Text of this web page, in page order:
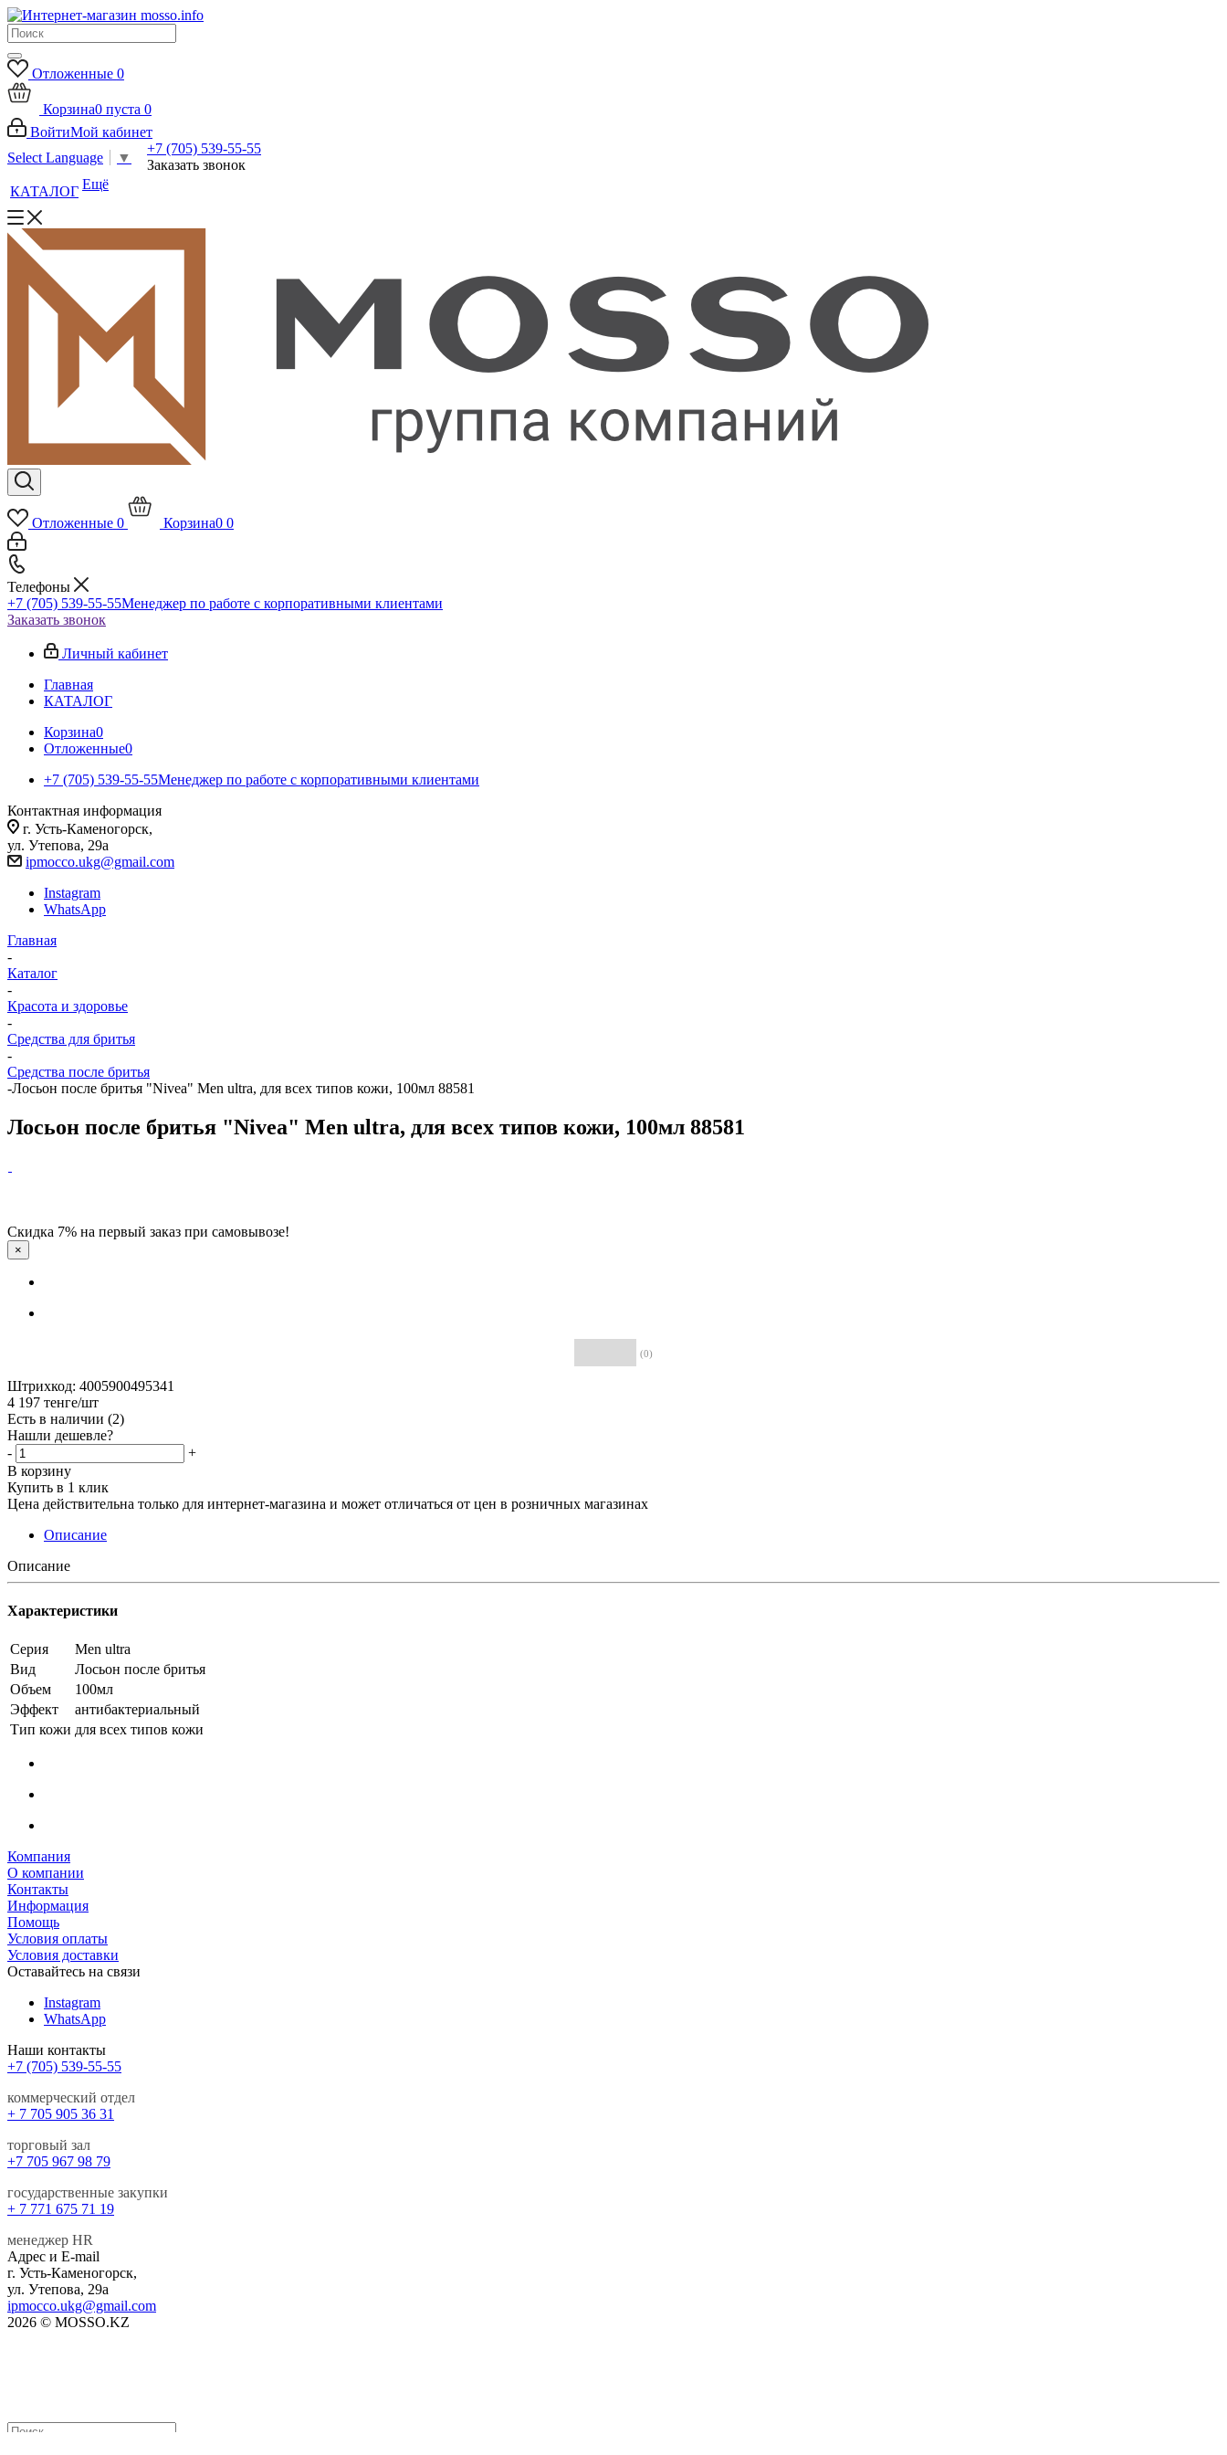
Отложенные 0
Корзина0 пуста 0
ВойтиМой кабинет
Select Language
▼
+7 (705) 539-55-55
Заказать звонок
КАТАЛОГ Ещё
Отложенные 0 Корзина0 0
Телефоны
+7 (705) 539-55-55Менеджер по работе с корпоративными клиентами
Заказать звонок
Личный кабинет
Главная
КАТАЛОГ
Корзина0
Отложенные0
+7 (705) 539-55-55Менеджер по работе с корпоративными клиентами
Контактная информация
г. Усть-Каменогорск,
ул. Утепова, 29а
ipmocco.ukg@gmail.com
Instagram
WhatsApp
Главная
-
Каталог
-
Красота и здоровье
-
Средства для бритья
-
Средства после бритья
-Лосьон после бритья "Nivea" Men ultra, для всех типов кожи, 100мл 88581
Лосьон после бритья "Nivea" Men ultra, для всех типов кожи, 100мл 88581
Скидка 7% на первый заказ при самовывозе!
×
(0)
Штрихкод: 4005900495341
4 197 тенге/шт
Есть в наличии (2)
Нашли дешевле?
-
+
В корзину
Купить в 1 клик
Цена действительна только для интернет-магазина и может отличаться от цен в розничных магазинах
Описание
Описание
Характеристики
Серия
Men ultra
Вид
Лосьон после бритья
Объем
100мл
Эффект
антибактериальный
Тип кожи для всех типов кожи
Компания
О компании
Контакты
Информация
Помощь
Условия оплаты
Условия доставки
Оставайтесь на связи
Instagram
WhatsApp
Наши контакты
+7 (705) 539-55-55
коммерческий отдел
+ 7 705 905 36 31
торговый зал
+7 705 967 98 79
государственные закупки
+ 7 771 675 71 19
менеджер HR
Адрес и E-mail
г. Усть-Каменогорск,
ул. Утепова, 29а
ipmocco.ukg@gmail.com
2026 © MOSSO.KZ